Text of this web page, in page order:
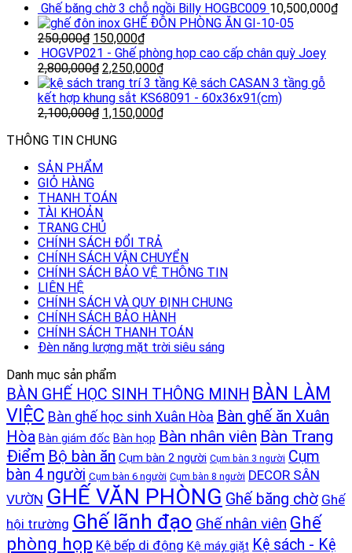
Ghế băng chờ 3 chỗ ngồi Billy HOGBC009 10,500,000₫
GHẾ ĐÔN PHÒNG ĂN GI-10-05
250,000₫ 150,000₫
HOGVP021 - Ghế phòng họp cao cấp chân quỳ Joey
2,800,000₫ 2,250,000₫
Kệ sách CASAN 3 tầng gỗ
kết hợp khung sắt KS68091 - 60x36x91(cm)
2,100,000₫ 1,150,000₫
THÔNG TIN CHUNG
SẢN PHẨM
GIỎ HÀNG
THANH TOÁN
TÀI KHOẢN
TRANG CHỦ
CHÍNH SÁCH ĐỔI TRẢ
CHÍNH SÁCH VẬN CHUYỂN
CHÍNH SÁCH BẢO VỆ THÔNG TIN
LIÊN HỆ
CHÍNH SÁCH VÀ QUY ĐỊNH CHUNG
CHÍNH SÁCH BẢO HÀNH
CHÍNH SÁCH THANH TOÁN
Đèn năng lượng mặt trời siêu sáng
Danh mục sản phẩm
BÀN GHẾ HỌC SINH THÔNG MINH BÀN LÀM
VIỆC Bàn ghế học sinh Xuân Hòa Bàn ghế ăn Xuân
Hòa Bàn giám đốc Bàn họp Bàn nhân viên Bàn Trang
Điểm Bộ bàn ăn Cụm bàn 2 người Cụm bàn 3 người Cụm
bàn 4 người Cụm bàn 6 người Cụm bàn 8 người DECOR SÂN
VƯỜN GHẾ VĂN PHÒNG Ghế băng chờ Ghế
hội trường Ghế lãnh đạo Ghế nhân viên Ghế
phòng họp Kệ bếp di động Kệ máy giặt Kệ sách - Kệ